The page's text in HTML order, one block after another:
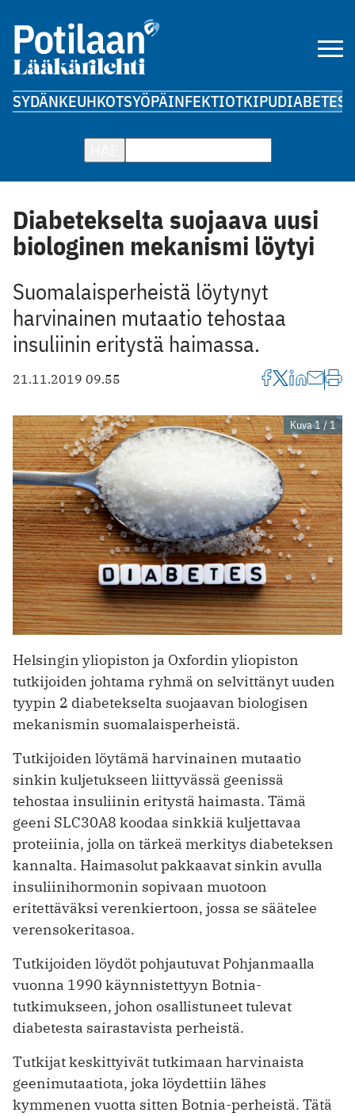
SYDÄNKEUHKOTSYÖPÄINFEKTIOTKIPUDIABETES
Diabetekselta suojaava uusi
biologinen mekanismi löytyi
Suomalaisperheistä löytynyt
harvinainen mutaatio tehostaa
insuliinin eritystä haimassa.
21.11.2019 09.55
Kuva 1 / 1
Helsingin yliopiston ja Oxfordin yliopiston
tutkijoiden johtama ryhmä on selvittänyt uuden
tyypin 2 diabetekselta suojaavan biologisen
mekanismin suomalaisperheistä.
Tutkijoiden löytämä harvinainen mutaatio
sinkin kuljetukseen liittyvässä geenissä
tehostaa insuliinin eritystä haimasta. Tämä
geeni SLC30A8 koodaa sinkkiä kuljettavaa
proteiinia, jolla on tärkeä merkitys diabeteksen
kannalta. Haimasolut pakkaavat sinkin avulla
insuliinihormonin sopivaan muotoon
eritettäväksi verenkiertoon, jossa se säätelee
verensokeritasoa.
Tutkijoiden löydöt pohjautuvat Pohjanmaalla
vuonna 1990 käynnistettyyn Botnia-
tutkimukseen, johon osallistuneet tulevat
diabetesta sairastavista perheistä.
Tutkijat keskittyivät tutkimaan harvinaista
geenimutaatiota, joka löydettiin lähes
kymmenen vuotta sitten Botnia-perheistä. Tätä